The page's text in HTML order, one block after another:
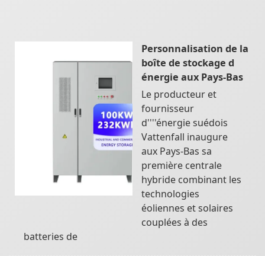
Personnalisation de la
boîte de stockage d
énergie aux Pays-Bas
Le producteur et
fournisseur
d''''énergie suédois
Vattenfall inaugure
aux Pays-Bas sa
première centrale
hybride combinant les
technologies
éoliennes et solaires
couplées à des
batteries de